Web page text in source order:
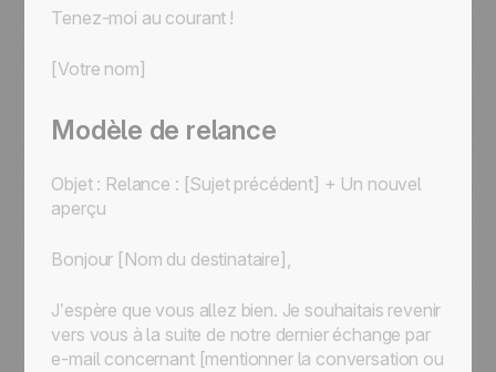
Tenez-moi au courant !
[Votre nom]
Modèle de relance
Objet : Relance : [Sujet précédent] + Un nouvel
aperçu
Bonjour [Nom du destinataire],
J’espère que vous allez bien. Je souhaitais revenir
vers vous à la suite de notre dernier échange par
e-mail concernant [mentionner la conversation ou